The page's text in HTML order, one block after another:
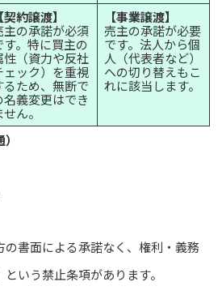
【契約譲渡】
主の承諾が必須
す。特に買主の
性（資力や反社
ェック）を重視
るため、無断で
名義変更はでき
せん。
【事業譲渡】
売主の承諾が必要
です。法人から個
人（代表者など）
への切り替えもこ
れに該当します。
書面による承諾なく、権利・義務
いう禁止条項があります。